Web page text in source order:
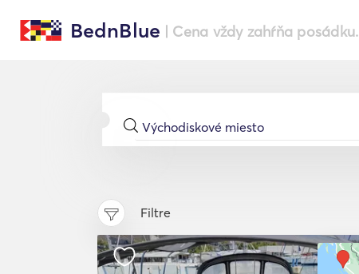
BednBlue | Cena vždy zahŕňa posádku.
Filtre